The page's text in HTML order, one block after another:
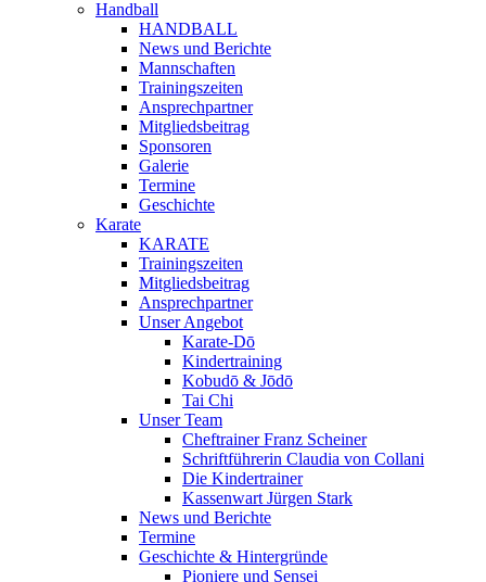
Handball
HANDBALL
News und Berichte
Mannschaften
Trainingszeiten
Ansprechpartner
Mitgliedsbeitrag
Sponsoren
Galerie
Termine
Geschichte
Karate
KARATE
Trainingszeiten
Mitgliedsbeitrag
Ansprechpartner
Unser Angebot
Karate-Dō
Kindertraining
Kobudō & Jōdō
Tai Chi
Unser Team
Cheftrainer Franz Scheiner
Schriftführerin Claudia von Collani
Die Kindertrainer
Kassenwart Jürgen Stark
News und Berichte
Termine
Geschichte & Hintergründe
Pioniere und Sensei